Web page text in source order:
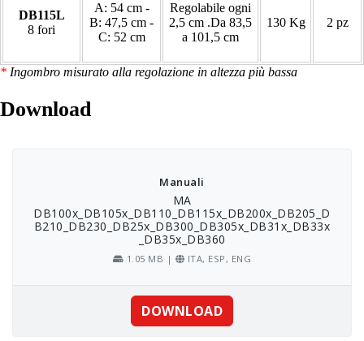
DB115L
8 fori
A: 54 cm -
B: 47,5 cm -
C: 52 cm
Regolabile ogni
2,5 cm .Da 83,5
a 101,5 cm
130 Kg 2 pz
* Ingombro misurato alla regolazione in altezza più bassa
Download